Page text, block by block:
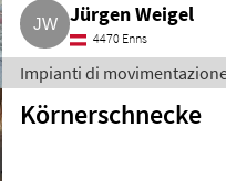
Jürgen Weigel
4470 Enns
Impianti di
Körnerschnecke